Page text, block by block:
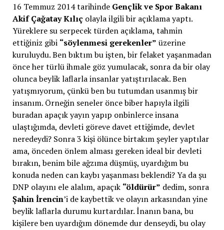
16 Temmuz 2014 tarihinde Gençlik ve Spor Bakanı
Akif Çağatay Kılıç olayla ilgili bir açıklama yaptı.
Yüreklere su serpecek türden açıklama, tahmin
ettiğiniz gibi “söylenmesi gerekenler” üzerine
kuruluydu. Ben bıktım bu işten, bir felaket yaşanmadan
önce her türlü ihmale göz yumulacak, sonra da bir olay
olunca beylik laflarla insanlar yatıştırılacak. Ben
yatışmıyorum, çünkü ben bu tutumdan usanmış bir
insanım. Örneğin seneler önce biber hapıyla ilgili
buradan apaçık yayın yapıp onbinlerce insana
ulaştığımda, devleti göreve davet ettiğimde, devlet
neredeydi? Sonra 3 kişi ölünce birtakım şeyler yaptılar
ama, önceden önlem alması gereken ideal bir devleti
bırakın, benim bile ağzıma düşmüş, uyardığım bu
konuda neden can kaybı yaşanması beklendi? Ya da şu
DNP olayını ele alalım, apaçık “öldürür” dedim, sonra
Şahin İrencin’i de kaybettik ve olayın arkasından yine
beylik laflarla durumu kurtardılar. İnanın bana, bu
kişilere ben uyardığım dönemde dur denseydi, bu olay